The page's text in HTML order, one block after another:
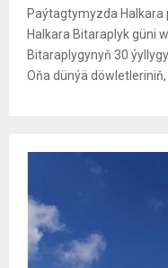
Paýtagtymyzda Halkara
Halkara Bitaraplyk güni
Bitaraplygynyň 30
Oňa dünýä döwletleriniň,